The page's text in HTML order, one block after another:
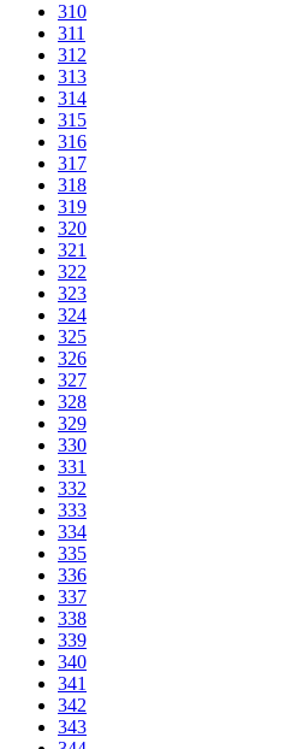
310
311
312
313
314
315
316
317
318
319
320
321
322
323
324
325
326
327
328
329
330
331
332
333
334
335
336
337
338
339
340
341
342
343